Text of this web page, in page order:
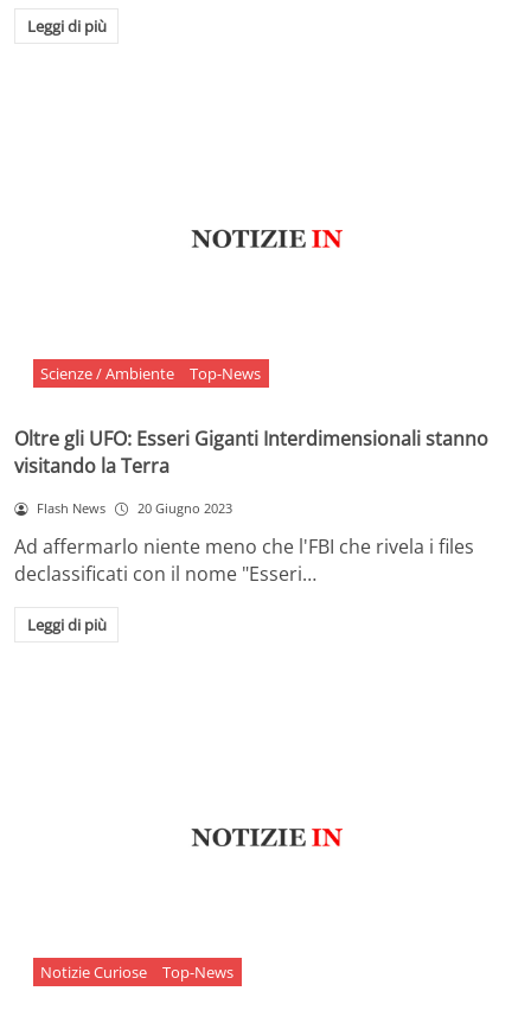
Leggi di più
Scienze / Ambiente Top-News
Oltre gli UFO: Esseri Giganti Interdimensionali stanno
visitando la Terra
Flash News 20 Giugno 2023
Ad affermarlo niente meno che l'FBI che rivela i files
declassificati con il nome "Esseri…
Leggi di più
Notizie Curiose Top-News